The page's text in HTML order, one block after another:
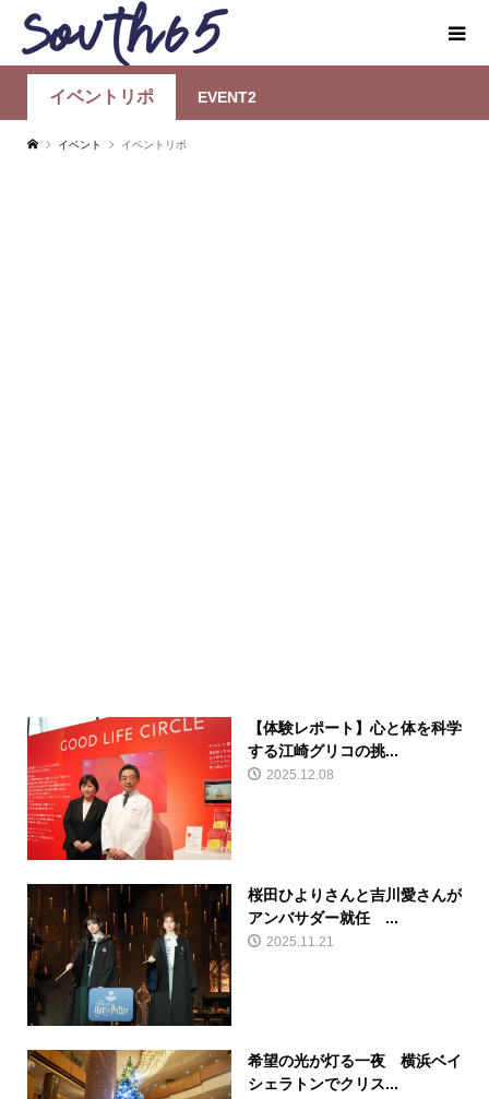
イベントリポ EVENT2
イベント イベントリポ
【体験レポート】心と体を科学
する江崎グリコの挑...
2025.12.08
桜田ひよりさんと吉川愛さんが
アンバサダー就任 ...
2025.11.21
希望の光が灯る一夜 横浜ベイ
シェラトンでクリス...